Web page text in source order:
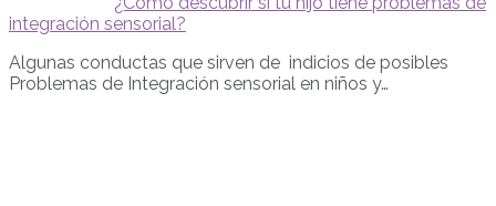
integración sensorial?
Algunas conductas que sirven de indicios de posibles
Problemas de Integración sensorial en niños y…